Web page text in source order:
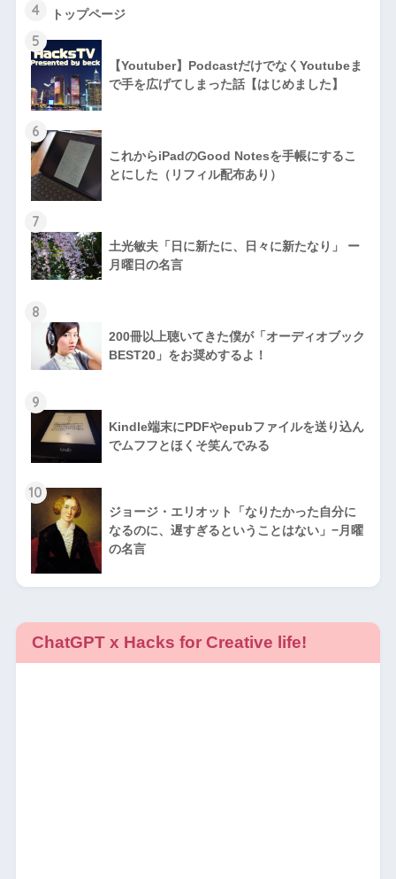
4 トップページ
5
【Youtuber】PodcastだけでなくYoutubeま
で手を広げてしまった話【はじめました】
6
これからiPadのGood Notesを手帳にするこ
とにした（リフィル配布あり）
7
土光敏夫「日に新たに、日々に新たなり」 ー
月曜日の名言
8
200冊以上聴いてきた僕が「オーディオブック
BEST20」をお奨めするよ！
9
Kindle端末にPDFやepubファイルを送り込ん
でムフフとほくそ笑んでみる
10
ジョージ・エリオット「なりたかった自分に
なるのに、遅すぎるということはない」−月曜
の名言
ChatGPT x Hacks for Creative life!